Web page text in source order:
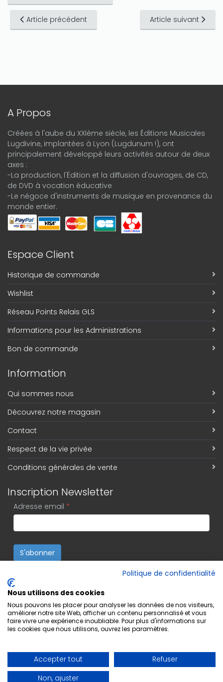
Article précédent Article suivant
A Propos
Créées à l'aube du XXIème siècle, les Éditions Musicales
Lugdivine, implantées à Lyon (Lugdunum !), ont
principalement développé leurs activités autour de deux
axes :
-La production, l'Édition et la diffusion d'ouvrages, de CD,
de DVD à vocation éducative
-Le négoce d'instruments de musique en provenance du
monde entier.
Espace Client
Historique de commande
Wishlist
Réseau Points Relais GLS
Informations pour les Administrations
Bon de commande
Information
Qui sommes nous
Découvrez notre magasin
Contact
Respect de la vie privée
Conditions générales de vente
Inscription Newsletter
Adresse email *
S'abonner
Politique de confidentialité
Nous utilisons des cookies
Nous pouvons les placer pour analyser les données de nos visiteurs,
améliorer notre site Web, afficher un contenu personnalisé et vous
faire vivre une expérience inoubliable. Pour plus d'informations sur
les cookies que nous utilisons, ouvrez les paramètres.
Accepter tout
Refuser
Non, ajuster